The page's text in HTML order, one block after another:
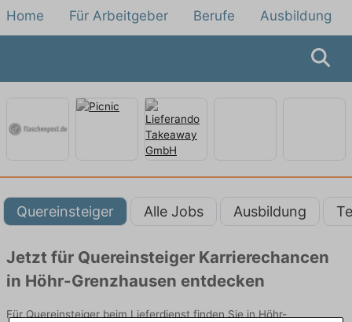
Home Für Arbeitgeber Berufe Ausbildung
Quereinsteiger Alle Jobs Ausbildung
Jetzt für Quereinsteiger Karrierechancen
in Höhr-Grenzhausen entdecken
Für Quereinsteiger beim Lieferdienst finden Sie in Höhr-